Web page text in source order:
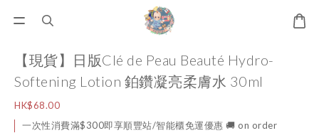
【現貨】日版Clé de Peau Beauté Hydro-
Softening Lotion 鉑鑽凝亮柔膚水 30ml
HK$68.00
一次性消費滿$300即享順豐站/智能櫃免運優惠 🚚 on order